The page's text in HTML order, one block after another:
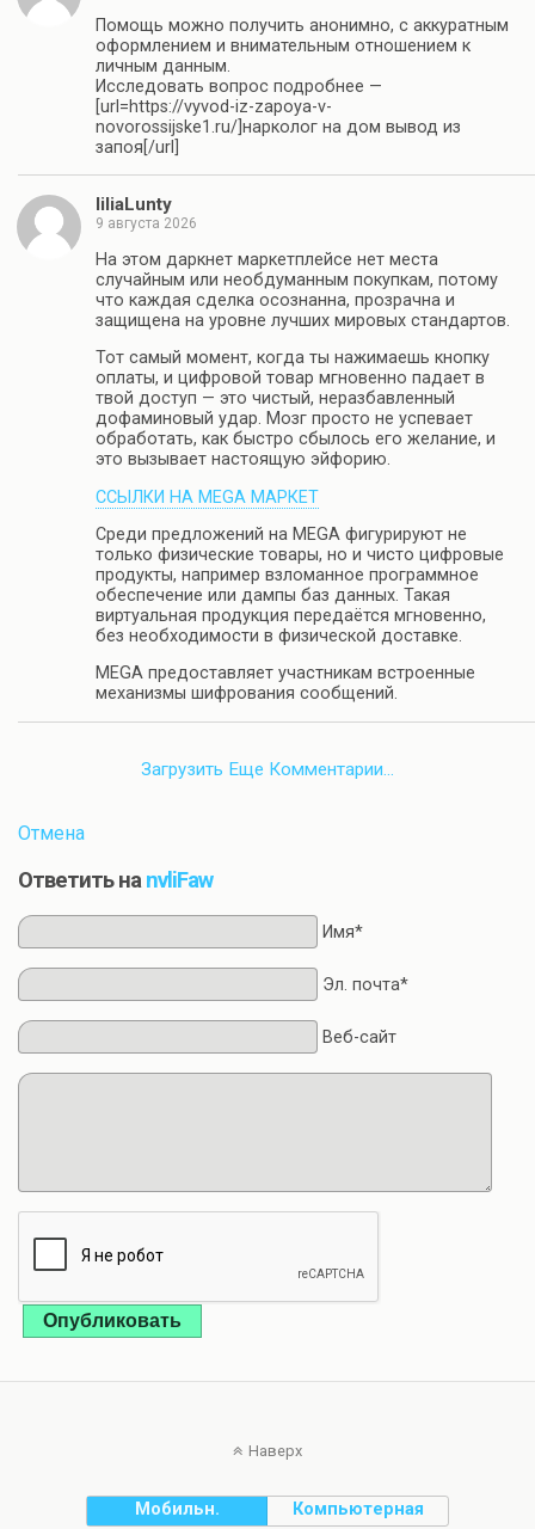
Помощь можно получить анонимно, с аккуратным
оформлением и внимательным отношением к
личным данным.
Исследовать вопрос подробнее —
[url=https://vyvod-iz-zapoya-v-
novorossijske1.ru/]нарколог на дом вывод из
запоя[/url]
liliaLunty
9 августа 2026
На этом даркнет маркетплейсе нет места
случайным или необдуманным покупкам, потому
что каждая сделка осознанна, прозрачна и
защищена на уровне лучших мировых стандартов.
Тот самый момент, когда ты нажимаешь кнопку
оплаты, и цифровой товар мгновенно падает в
твой доступ — это чистый, неразбавленный
дофаминовый удар. Мозг просто не успевает
обработать, как быстро сбылось его желание, и
это вызывает настоящую эйфорию.
ССЫЛКИ НА MEGA МАРКЕТ
Среди предложений на MEGA фигурируют не
только физические товары, но и чисто цифровые
продукты, например взломанное программное
обеспечение или дампы баз данных. Такая
виртуальная продукция передаётся мгновенно,
без необходимости в физической доставке.
MEGA предоставляет участникам встроенные
механизмы шифрования сообщений.
Загрузить Еще Комментарии…
Отмена
Ответить наnvliFaw
Имя*
Эл. почта*
Веб-сайт
Опубликовать
Наверх
Мобильн. Компьютерная